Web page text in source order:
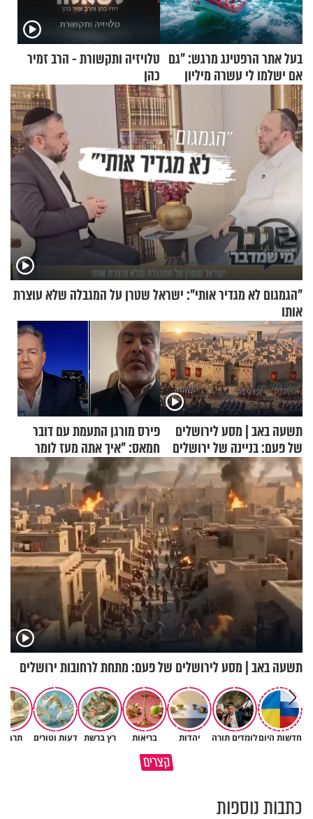
בעל אתר הרפטינג מרגש: "גם
אם ישלמו לי עשרה מיליון
שקלים - לא אפתח בשבת"
טלויזיה ותקשורת - הרב זמיר
כהן
"הגמגום לא מגדיר אותי": ישראל שטרן על המגבלה שלא עוצרת
אותו
תשעה באב | מסע לירושלים
של פעם: בניינה של ירושלים
פירס מורגן התעמת עם דובר
חמאס: "איך אתה מעז לומר
שלא ביצעתם פשעי מלחמה?!"
תשעה באב | מסע לירושלים של פעם: מתחת לרחובות ירושלים
חדשות היוםלומדים תורה יהדות בריאות רץ ברשת דעות וטורים
קצרים
תעצרו לפני שאתם מוציאים דיבה
כתבות נוספות